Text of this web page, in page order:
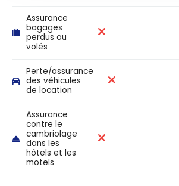
Assurance
bagages
perdus ou
volés
Perte/assurance
des véhicules
de location
Assurance
contre le
cambriolage
dans les
hôtels et les
motels